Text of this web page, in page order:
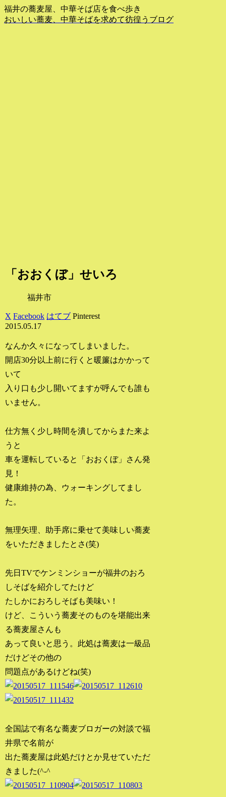
福井の蕎麦屋、中華そば店を食べ歩き
おいしい蕎麦、中華そばを求めて彷徨うブログ
「おおくぼ」せいろ
福井市
X Facebook はてブ Pinterest
2015.05.17
なんか久々になってしまいました。
開店30分以上前に行くと暖簾はかかって
いて
入り口も少し開いてますが呼んでも誰も
いません。
仕方無く少し時間を潰してからまた来よ
うと
車を運転していると「おおくぼ」さん発
見！
健康維持の為、ウォーキングしてまし
た。
無理矢理、助手席に乗せて美味しい蕎麦
をいただきましたとさ(笑)
先日TVでケンミンショーが福井のおろ
しそばを紹介してたけど
たしかにおろしそばも美味い！
けど、こういう蕎麦そのものを堪能出来
る蕎麦屋さんも
あって良いと思う。此処は蕎麦は一級品
だけどその他の
問題点があるけどね(笑)
全国誌で有名な蕎麦ブロガーの対談で福
井県で名前が
出た蕎麦屋は此処だけとか見せていただ
きました(^-^ゞ